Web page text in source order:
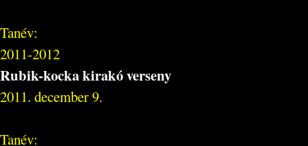
Tanév:
2011-2012
Rubik-kocka kirakó verseny
2011. december 9.
Tanév: